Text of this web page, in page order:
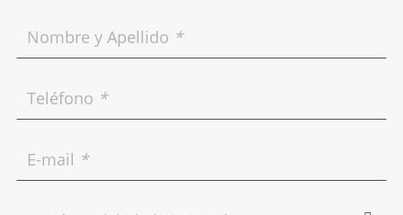
Nombre y Apellido *
Teléfono *
E-mail *